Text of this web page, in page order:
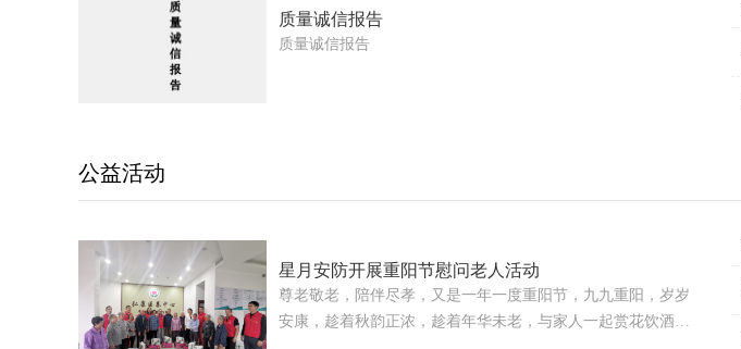
家庭幸福美满和社会和谐发展，对于促进社会全面进步和现代
化建设具有重要作用。星月集团妇联在企业的发展中一直积极
为公司生产经营决策提供准确及时的财务信息，为公司的销售
干，钻研本岗技术，不断学习、不断成长，力争完满完成工作
任务，为公司建设添砖加瓦。公司巾帼文明岗的工作领导小组
组长为胡丽红，组员为李薇、施伊莉、程丽君。在巾帼文明岗
质量诚信报告
质量诚信报告
公益活动
星月安防开展重阳节慰问老人活动
尊老敬老，陪伴尽孝，又是一年一度重阳节，九九重阳，岁岁
安康，趁着秋韵正浓，趁着年华未老，与家人一起赏花饮酒，